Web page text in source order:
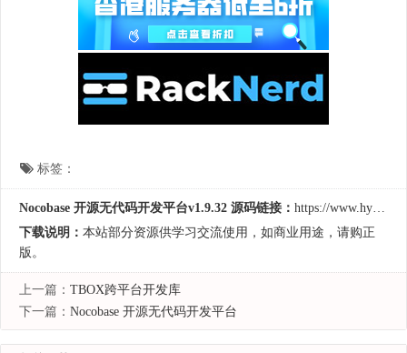
标签：
Nocobase 开源无代码开发平台v1.9.32 源码链接： https://www.hycodes.cn/kaifa/3443.html
下载说明： 本站部分资源供学习交流使用，如商业用途，请购正
版。
上一篇： TBOX跨平台开发库
下一篇： Nocobase 开源无代码开发平台